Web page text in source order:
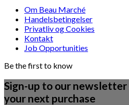
Om Beau Marché
Handelsbetingelser
Privatliv og Cookies
Kontakt
Job Opportunities
Be the first to know
Sign-up to our
your next purchase